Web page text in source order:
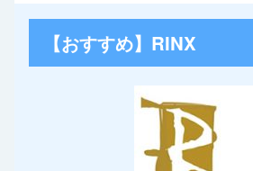
【おすすめ】RINX